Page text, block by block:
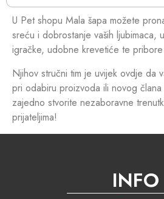
U Pet shopu Mala šapa možete
sreću i dobrostanje vaših ljubimaca,
igračke, udobne krevetiće te
Njihov stručni tim je uvijek ovdje da
pri odabiru proizvoda ili novog
zajedno stvorite nezaboravne
prijateljima!
INFO